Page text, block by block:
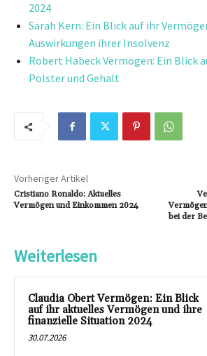
2024
Sarah Kern: Ein Blick auf ihr
Auswirkungen ihrer Insolvenz
Robert Habeck Vermögen: Ein Blick
Polster und Gehalt
Vorheriger Artikel
Cristiano Ronaldo: Aktuelles
Vermögen und Einkommen 2024
bei der
Weiterlesen
Claudia Obert Vermögen: Ein Blick
auf ihr aktuelles Vermögen und ihre
finanzielle Situation 2024
30.07.2026